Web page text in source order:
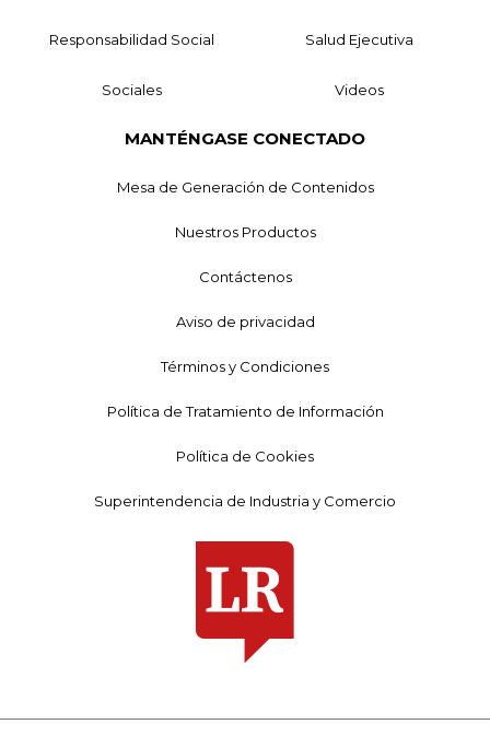
Responsabilidad Social Salud Ejecutiva
Sociales Videos
MANTÉNGASE CONECTADO
Mesa de Generación de Contenidos
Nuestros Productos
Contáctenos
Aviso de privacidad
Términos y Condiciones
Política de Tratamiento de Información
Política de Cookies
Superintendencia de Industria y Comercio